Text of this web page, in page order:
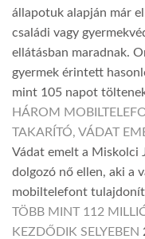
állapotuk alapján már
családi vagy
ellátásban maradnak.
gyermek érintett
mint 105 napot
HÁROM
TAKARÍTÓ, VÁDAT
Vádat emelt a Miskolci
dolgozó nő ellen, aki a
mobiltelefont
TÖBB MINT 112
KEZDŐDIK SELYEBEN